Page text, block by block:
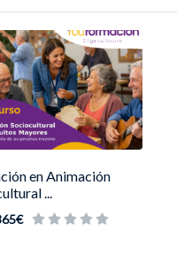
en Animación
...